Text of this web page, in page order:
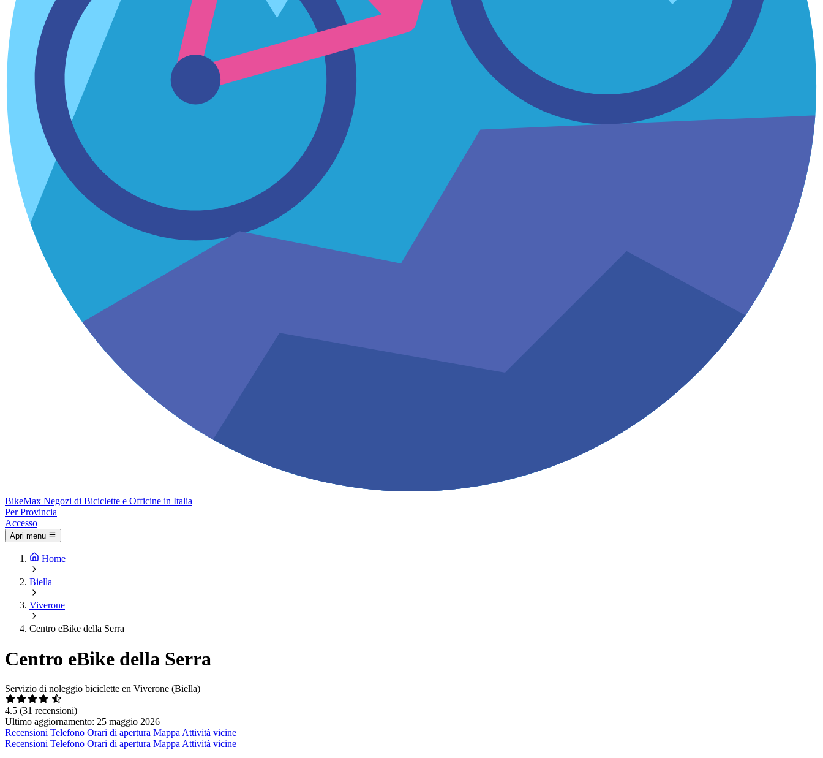
BikeMax Negozi di Biciclette e Officine in Italia
Per Provincia
Accesso
Apri menu
Home
Biella
Viverone
Centro eBike della Serra
Centro eBike della Serra
Servizio di noleggio biciclette en Viverone (Biella)
4.5 (31 recensioni)
Ultimo aggiornamento: 25 maggio 2026
Recensioni Telefono Orari di apertura Mappa Attività vicine
Recensioni Telefono Orari di apertura Mappa Attività vicine